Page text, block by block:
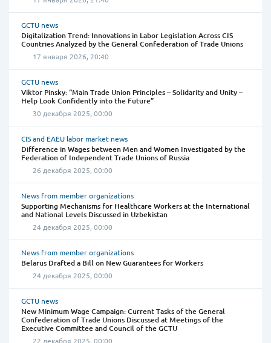
GCTU news
Digitalization Trend: Innovations in Labor Legislation Across CIS
Countries Analyzed by the General Confederation of Trade Unions
17 января 2026, 20:40
GCTU news
Viktor Pinsky: “Main Trade Union Principles – Solidarity and Unity –
Help Look Confidently into the Future”
30 декабря 2025, 00:00
CIS and EAEU labor market news
Difference in Wages between Men and Women Investigated by the
Federation of Independent Trade Unions of Russia
26 декабря 2025, 00:00
News from member organizations
Supporting Mechanisms for Healthcare Workers at the International
and National Levels Discussed in Uzbekistan
24 декабря 2025, 00:00
News from member organizations
Belarus Drafted a Bill on New Guarantees for Workers
24 декабря 2025, 00:00
GCTU news
New Minimum Wage Campaign: Current Tasks of the General
Confederation of Trade Unions Discussed at Meetings of the
Executive Committee and Council of the GCTU
22 декабря 2025, 00:00